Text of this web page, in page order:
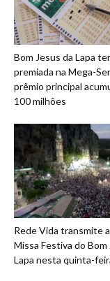
Bom Jesus da Lapa
premiada na Mega-
prêmio principal
100 milhões
Rede Vida transmite
Missa Festiva do Bom
Lapa nesta quinta-